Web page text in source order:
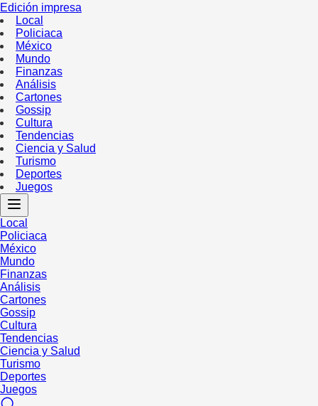
Edición impresa
Local
Policiaca
México
Mundo
Finanzas
Análisis
Cartones
Gossip
Cultura
Tendencias
Ciencia y Salud
Turismo
Deportes
Juegos
Local
Policiaca
México
Mundo
Finanzas
Análisis
Cartones
Gossip
Cultura
Tendencias
Ciencia y Salud
Turismo
Deportes
Juegos